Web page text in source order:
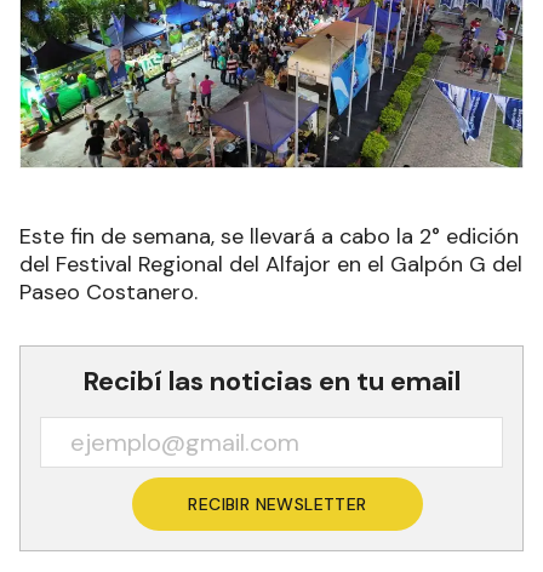
Este fin de semana, se llevará a cabo la 2° edición
del Festival Regional del Alfajor en el Galpón G del
Paseo Costanero.
Recibí las noticias en tu email
RECIBIR NEWSLETTER